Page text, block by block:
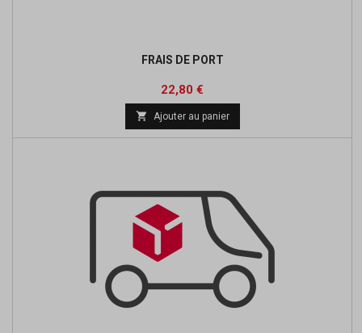
FRAIS DE PORT
Prix
22,80 €
 Ajouter au panier